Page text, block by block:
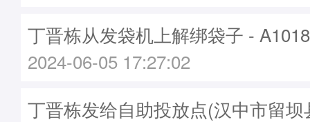
丁晋栋从发袋机上解绑袋子 -
2024-06-05 17:27:02
丁晋栋发给自助投放点(汉中市留